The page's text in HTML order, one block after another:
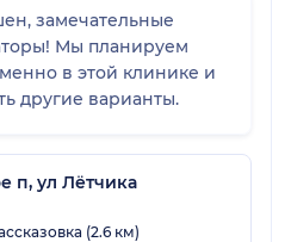
замечательные
Мы планируем
в этой клинике и
другие варианты.
п, ул Лётчика
(2.6 км)